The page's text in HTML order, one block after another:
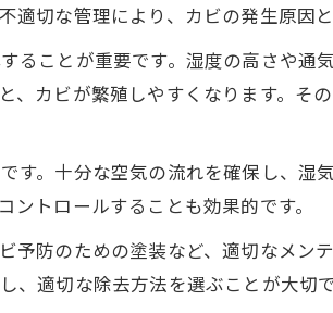
適切な管理により、カビの発生原因
ることが重要です。湿度の高さや通
、カビが繁殖しやすくなります。そ
す。十分な空気の流れを確保し、湿
トロールすることも効果的です。
予防のための塗装など、適切なメン
、適切な除去方法を選ぶことが大切